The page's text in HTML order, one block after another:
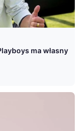
ma własny